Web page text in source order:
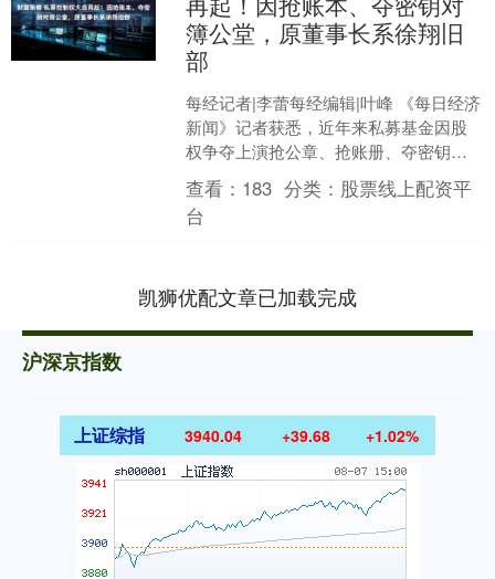
簿公堂，原董事长系徐翔旧
部
每经记者|李蕾每经编辑|叶峰 《每日经济
新闻》记者获悉，近年来私募基金因股
权争夺上演抢公章、抢账册、夺密钥等
闹剧的现象时有出现，近日再添典型案
例。 据天眼查和裁....
查看： 183 分类： 股票线上配资平
台
凯狮优配文章已加载完成
沪深京指数
上证综指 3940.04 +39.68 +1.02%